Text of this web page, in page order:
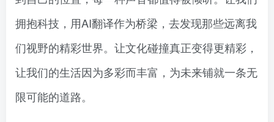
拥抱科技，用AI翻译作为桥梁，去发现那些远离我
们视野的精彩世界。让文化碰撞真正变得更精彩，
让我们的生活因为多彩而丰富，为未来铺就一条无
限可能的道路。